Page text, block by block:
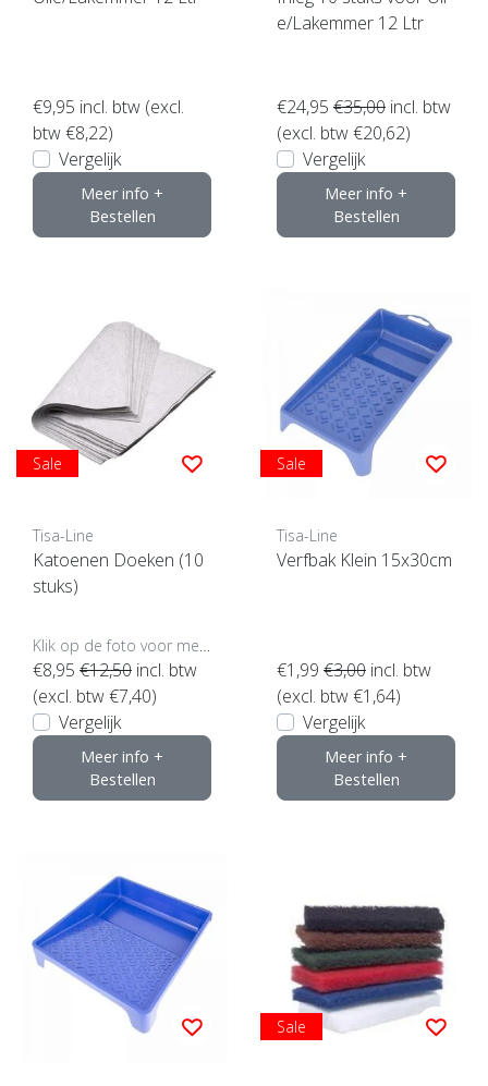
€9,95 incl. btw (excl.
btw €8,22)
Vergelijk
Meer info +
Bestellen
e/Lakemmer 12 Ltr
€24,95 €35,00 incl. btw
(excl. btw €20,62)
Vergelijk
Meer info +
Bestellen
Sale
Tisa-Line
Katoenen Doeken (10
stuks)
€8,95 €12,50 incl. btw
(excl. btw €7,40)
Vergelijk
Meer info +
Bestellen
Sale
Tisa-Line
Verfbak Klein 15x30cm
€1,99 €3,00 incl. btw
(excl. btw €1,64)
Vergelijk
Meer info +
Bestellen
Sale